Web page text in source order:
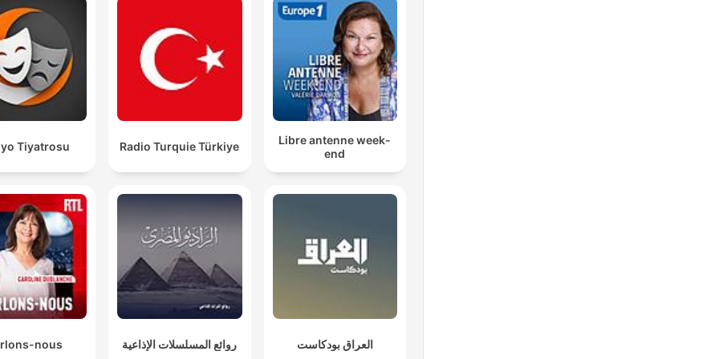
Det er et voldsomt mental pres, de står i.
00:13:10 · Beskrivelsen af den psykiske belastning og det
efterfølgende juridiske ansvar, som betjente oplever efter at have
affyret skud.
Man kan nærmest skære i vreden derude.
00:14:25 · Værten beskriver den stærke følelse af vrede blandt
beboerne i området efter hændelsen.
Tiyatrosu Radio Turquie Türkiye
Libre antenne week-
end
nous روائع المسلسلات الإذاعية العراق بودكاست